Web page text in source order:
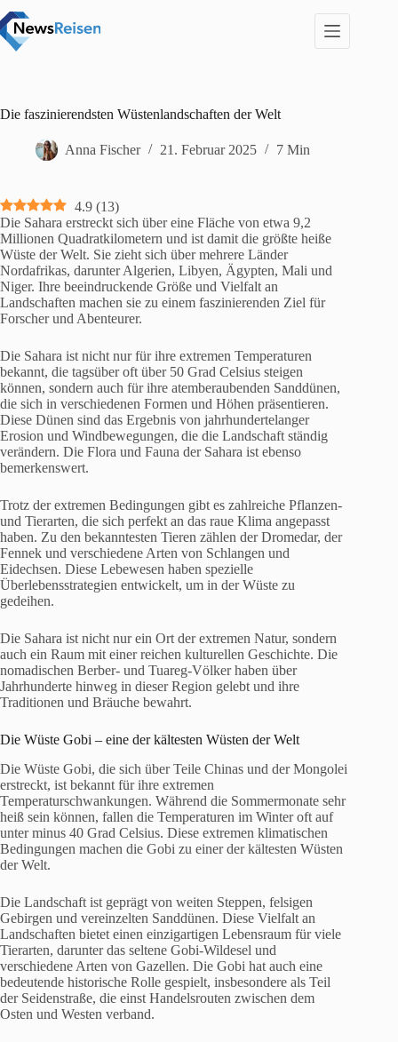
Inhalt
springen
Die faszinierendsten Wüstenlandschaften der Welt
Anna Fischer 21. Februar 2025 7 Min
4.9 (13)
Die Sahara erstreckt sich über eine Fläche von etwa 9,2
Millionen Quadratkilometern und ist damit die größte heiße
Wüste der Welt. Sie zieht sich über mehrere Länder
Nordafrikas, darunter Algerien, Libyen, Ägypten, Mali und
Niger. Ihre beeindruckende Größe und Vielfalt an
Landschaften machen sie zu einem faszinierenden Ziel für
Forscher und Abenteurer.
Die Sahara ist nicht nur für ihre extremen Temperaturen
bekannt, die tagsüber oft über 50 Grad Celsius steigen
können, sondern auch für ihre atemberaubenden Sanddünen,
die sich in verschiedenen Formen und Höhen präsentieren.
Diese Dünen sind das Ergebnis von jahrhundertelanger
Erosion und Windbewegungen, die die Landschaft ständig
verändern. Die Flora und Fauna der Sahara ist ebenso
bemerkenswert.
Trotz der extremen Bedingungen gibt es zahlreiche Pflanzen-
und Tierarten, die sich perfekt an das raue Klima angepasst
haben. Zu den bekanntesten Tieren zählen der Dromedar, der
Fennek und verschiedene Arten von Schlangen und
Eidechsen. Diese Lebewesen haben spezielle
Überlebensstrategien entwickelt, um in der Wüste zu
gedeihen.
Die Sahara ist nicht nur ein Ort der extremen Natur, sondern
auch ein Raum mit einer reichen kulturellen Geschichte. Die
nomadischen Berber- und Tuareg-Völker haben über
Jahrhunderte hinweg in dieser Region gelebt und ihre
Traditionen und Bräuche bewahrt.
Die Wüste Gobi – eine der kältesten Wüsten der Welt
Die Wüste Gobi, die sich über Teile Chinas und der Mongolei
erstreckt, ist bekannt für ihre extremen
Temperaturschwankungen. Während die Sommermonate sehr
heiß sein können, fallen die Temperaturen im Winter oft auf
unter minus 40 Grad Celsius. Diese extremen klimatischen
Bedingungen machen die Gobi zu einer der kältesten Wüsten
der Welt.
Die Landschaft ist geprägt von weiten Steppen, felsigen
Gebirgen und vereinzelten Sanddünen. Diese Vielfalt an
Landschaften bietet einen einzigartigen Lebensraum für viele
Tierarten, darunter das seltene Gobi-Wildesel und
verschiedene Arten von Gazellen. Die Gobi hat auch eine
bedeutende historische Rolle gespielt, insbesondere als Teil
der Seidenstraße, die einst Handelsrouten zwischen dem
Osten und Westen verband.